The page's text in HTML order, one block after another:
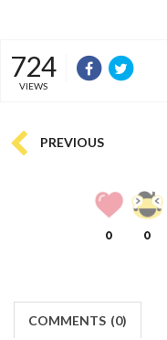
724
VIEWS
PREVIOUS
0 0
COMMENTS (0)